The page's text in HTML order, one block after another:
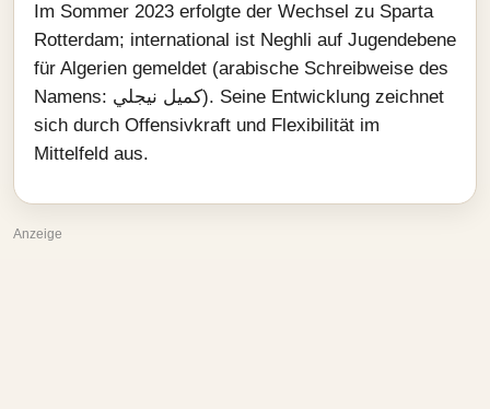
Im Sommer 2023 erfolgte der Wechsel zu Sparta
Rotterdam; international ist Neghli auf Jugendebene
für Algerien gemeldet (arabische Schreibweise des
Namens: كميل نيجلي). Seine Entwicklung zeichnet
sich durch Offensivkraft und Flexibilität im
Mittelfeld aus.
Anzeige